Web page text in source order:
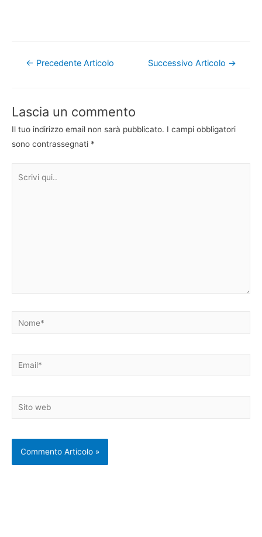
Navigazione
← Precedente Articolo Successivo Articolo →
Lascia un commento
Il tuo indirizzo email non sarà pubblicato. I campi obbligatori
sono contrassegnati *
Nome*
Email*
Sito